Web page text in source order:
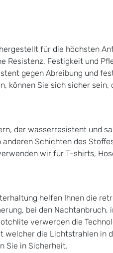
für die höchsten
Resistenz, Festigkeit und
gegen Abreibung und
können Sie sich sicher
der wasserresistent und
Schichten des
wir für T-shirts,
helfen Ihnen die
bei den Nachtanbruch,
verwerden die
welcher die Lichtstrahlen in
Sie in Sicherheit.